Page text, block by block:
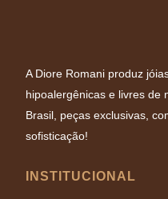
A Diore Romani produz
hipoalergênicas e livres de
Brasil, peças exclusivas,
sofisticação!
INSTITUCIONAL